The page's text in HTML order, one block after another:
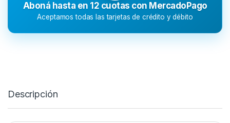
Aboná hasta en 12 cuotas con MercadoPago
Aceptamos todas las tarjetas de crédito y débito
Descripción